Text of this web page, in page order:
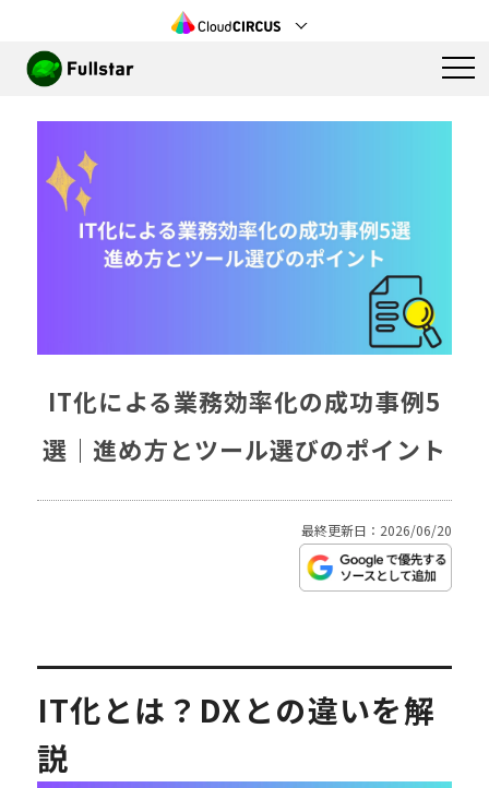
IT化による業務効率化の成功事例5
選｜進め方とツール選びのポイント
最終更新日：2026/06/20
IT化とは？DXとの違いを解
説